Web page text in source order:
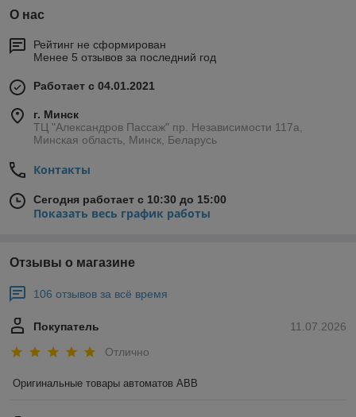
О нас
Рейтинг не сформирован
Менее 5 отзывов за последний год
Работает с 04.01.2021
г. Минск
ТЦ "Александров Пассаж" пр. Независимости 117а,
Минская область, Минск, Беларусь
Контакты
Сегодня работает с 10:30 до 15:00
Показать весь график работы
Отзывы о магазине
106 отзывов за всё время
11.07.2026
Покупатель
Отлично
Оригинальные товары автоматов ABB